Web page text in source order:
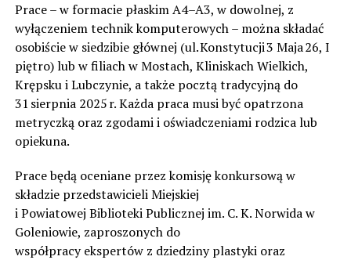
Prace – w formacie płaskim A4–A3, w dowolnej, z
wyłączeniem technik komputerowych – można składać
osobiście w siedzibie głównej (ul. Konstytucji 3 Maja 26, I
piętro) lub w filiach w Mostach, Kliniskach Wielkich,
Krępsku i Lubczynie, a także pocztą tradycyjną do
31 sierpnia 2025 r. Każda praca musi być opatrzona
metryczką oraz zgodami i oświadczeniami rodzica lub
opiekuna.
Prace będą oceniane przez komisję konkursową w
składzie przedstawicieli Miejskiej
i Powiatowej Biblioteki Publicznej im. C. K. Norwida w
Goleniowie, zaproszonych do
współpracy ekspertów z dziedziny plastyki oraz